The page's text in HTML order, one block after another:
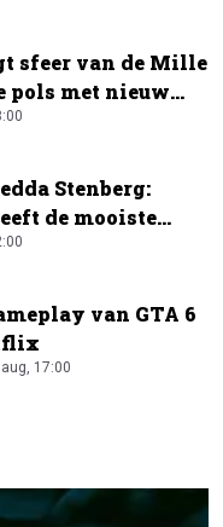
sfeer van de Mille
pols met nieuw
Stenberg:
de mooiste
Europa"
van GTA 6
17:00